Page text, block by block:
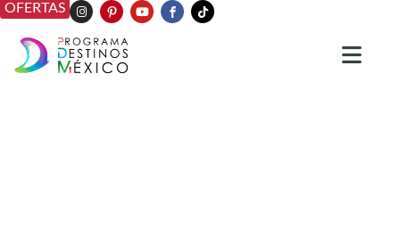
OFERTAS